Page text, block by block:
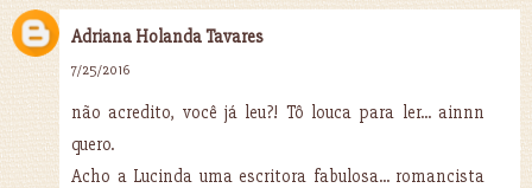
Adriana Holanda Tavares
7/25/2016
não acredito, você já leu?! Tô louca para ler... ainnn
quero.
Acho a Lucinda uma escritora fabulosa... romancista